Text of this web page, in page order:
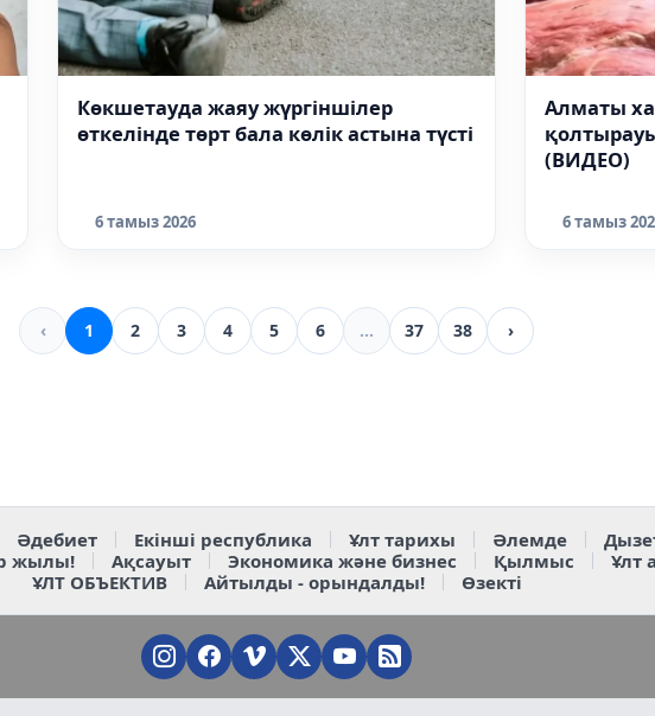
Көкшетауда жаяу жүргіншілер
өткелінде төрт бала көлік астына түсті
6 тамыз 2026
Алматы
(ВИДЕО)
6 тамыз
‹ 1 2 3 4 5 6 ... 37 38 ›
Әдебиет Екінші республика Ұлт тарихы Әлемде
жылы! Ақсауыт Экономика және бизнес Қылмыс Ұлт
ҰЛТ ОБЪЕКТИВ
Айтылды - орындалды! Өзекті